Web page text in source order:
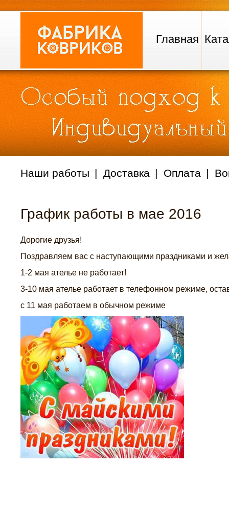
Главная
Наши работы Доставка Оплата
График работы в мае 2016
Дорогие друзья!
Поздравляем вас с наступающими праздниками и
1-2 мая ателье не работает!
3-10 мая ателье работает в телефонном режиме,
с 11 мая работаем в обычном режиме